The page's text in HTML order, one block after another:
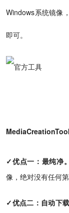
Windows系统镜像
即可。
✓优点一：最纯净。
像，绝对没有任何
✓优点二：自动下载